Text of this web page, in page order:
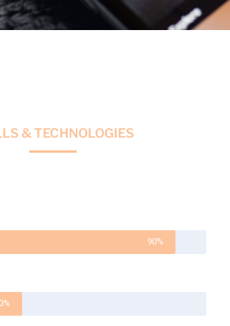
& TECHNOLOGIES
90%